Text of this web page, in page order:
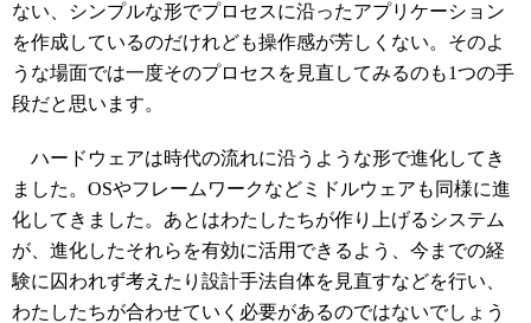
ない、シンプルな形でプロセスに沿ったアプリケーション
を作成しているのだけれども操作感が芳しくない。そのよ
うな場面では一度そのプロセスを見直してみるのも1つの手
段だと思います。
ハードウェアは時代の流れに沿うような形で進化してき
ました。OSやフレームワークなどミドルウェアも同様に進
化してきました。あとはわたしたちが作り上げるシステム
が、進化したそれらを有効に活用できるよう、今までの経
験に囚われず考えたり設計手法自体を見直すなどを行い、
わたしたちが合わせていく必要があるのではないでしょう